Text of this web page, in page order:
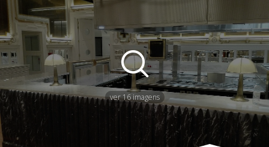
ver 16 imagens